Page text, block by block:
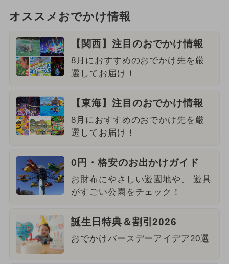
オススメおでかけ情報
【関西】注目のおでかけ情報
8月におすすめのおでかけ先を厳
選してお届け！
【東海】注目のおでかけ情報
8月におすすめのおでかけ先を厳
選してお届け！
0円・格安のお出かけガイド
お財布にやさしい遊園地や、 遊具
がすごい公園をチェック！
誕生日特典＆割引2026
おでかけバースデーアイデア20選